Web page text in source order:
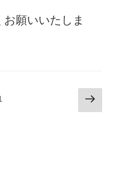
願いいたしま
次
の